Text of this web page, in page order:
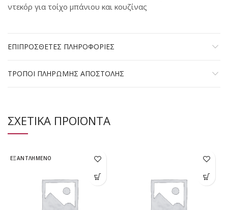
ντεκόρ για τοίχο μπάνιου και κουζίνας
ΕΠΙΠΡΟΣΘΕΤΕΣ ΠΛΗΡΟΦΟΡΙΕΣ
ΤΡΟΠΟΙ ΠΛΗΡΩΜΗΣ ΑΠΟΣΤΟΛΗΣ
ΣΧΕΤΙΚΑ ΠΡΟΪΟΝΤΑ
ΕΞΑΝΤΛΗΜΕΝΟ